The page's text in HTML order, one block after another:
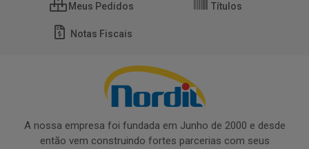
Meus Pedidos Títulos
Notas Fiscais
A nossa empresa foi fundada em Junho de 2000 e desde
então vem construindo fortes parcerias com seus